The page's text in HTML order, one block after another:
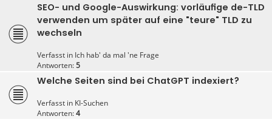
SEO- und Google-Auswirkung: vorläufige de-TLD
verwenden um später auf eine "teure" TLD zu
wechseln
Verfasst in Ich hab' da mal 'ne Frage
Antworten:5
Welche Seiten sind bei ChatGPT indexiert?
Verfasst in KI-Suchen
Antworten:4